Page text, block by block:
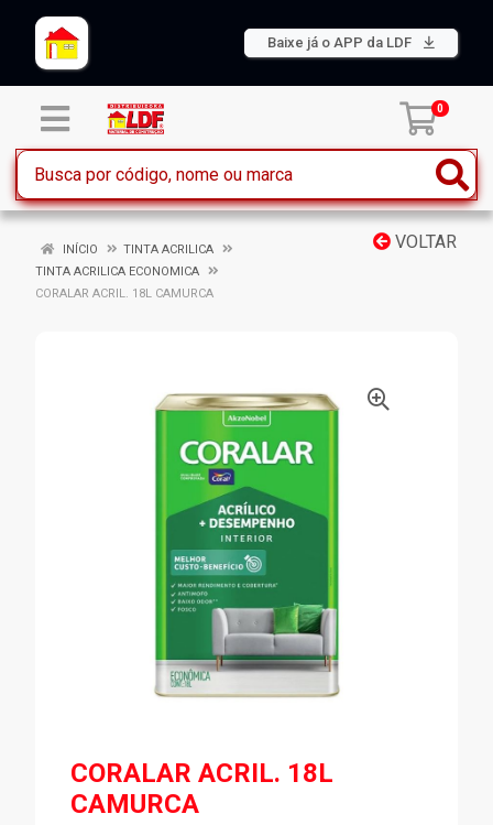
Baixe já o APP da LDF
0
VOLTAR
INÍCIO
TINTA ACRILICA
TINTA ACRILICA ECONOMICA
CORALAR ACRIL. 18L CAMURCA
CORALAR ACRIL. 18L
CAMURCA